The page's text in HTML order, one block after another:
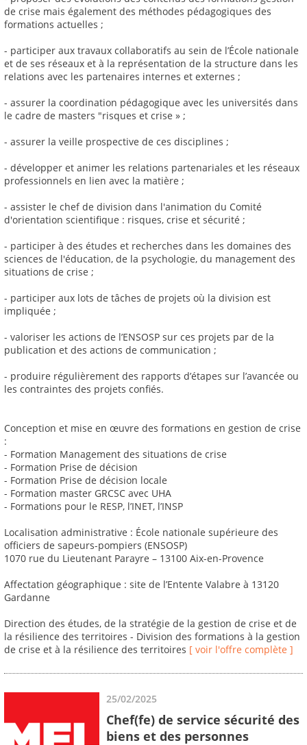
de crise mais également des méthodes pédagogiques des
formations actuelles ;
- participer aux travaux collaboratifs au sein de l’École nationale
et de ses réseaux et à la représentation de la structure dans les
relations avec les partenaires internes et externes ;
- assurer la coordination pédagogique avec les universités dans
le cadre de masters "risques et crise » ;
- assurer la veille prospective de ces disciplines ;
- développer et animer les relations partenariales et les réseaux
professionnels en lien avec la matière ;
- assister le chef de division dans l'animation du Comité
d'orientation scientifique : risques, crise et sécurité ;
- participer à des études et recherches dans les domaines des
sciences de l'éducation, de la psychologie, du management des
situations de crise ;
- participer aux lots de tâches de projets où la division est
impliquée ;
- valoriser les actions de l’ENSOSP sur ces projets par de la
publication et des actions de communication ;
- produire régulièrement des rapports d’étapes sur l’avancée ou
les contraintes des projets confiés.
Conception et mise en œuvre des formations en gestion de crise
:
- Formation Management des situations de crise
- Formation Prise de décision
- Formation Prise de décision locale
- Formation master GRCSC avec UHA
- Formations pour le RESP, l’INET, l’INSP
Localisation administrative : École nationale supérieure des
officiers de sapeurs-pompiers (ENSOSP)
1070 rue du Lieutenant Parayre – 13100 Aix-en-Provence
Affectation géographique : site de l’Entente Valabre à 13120
Gardanne
Direction des études, de la stratégie de la gestion de crise et de
la résilience des territoires - Division des formations à la gestion
de crise et à la résilience des territoires [ voir l'offre complète ]
25/02/2025
Chef(fe) de service sécurité des
biens et des personnes